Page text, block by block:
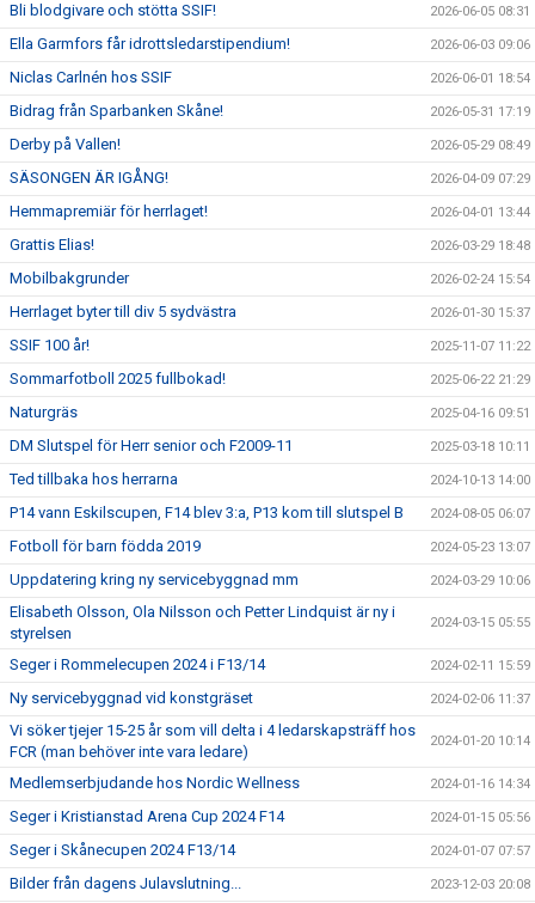
Bli blodgivare och stötta SSIF! 2026-06-05 08:31
Ella Garmfors får idrottsledarstipendium! 2026-06-03 09:06
Niclas Carlnén hos SSIF 2026-06-01 18:54
Bidrag från Sparbanken Skåne! 2026-05-31 17:19
Derby på Vallen! 2026-05-29 08:49
SÄSONGEN ÄR IGÅNG! 2026-04-09 07:29
Hemmapremiär för herrlaget! 2026-04-01 13:44
Grattis Elias! 2026-03-29 18:48
Mobilbakgrunder 2026-02-24 15:54
Herrlaget byter till div 5 sydvästra 2026-01-30 15:37
SSIF 100 år! 2025-11-07 11:22
Sommarfotboll 2025 fullbokad! 2025-06-22 21:29
Naturgräs 2025-04-16 09:51
DM Slutspel för Herr senior och F2009-11 2025-03-18 10:11
Ted tillbaka hos herrarna 2024-10-13 14:00
P14 vann Eskilscupen, F14 blev 3:a, P13 kom till slutspel B 2024-08-05 06:07
Fotboll för barn födda 2019 2024-05-23 13:07
Uppdatering kring ny servicebyggnad mm 2024-03-29 10:06
Elisabeth Olsson, Ola Nilsson och Petter Lindquist är ny i
styrelsen
2024-03-15 05:55
Seger i Rommelecupen 2024 i F13/14 2024-02-11 15:59
Ny servicebyggnad vid konstgräset 2024-02-06 11:37
Vi söker tjejer 15-25 år som vill delta i 4 ledarskapsträff hos
FCR (man behöver inte vara ledare)
2024-01-20 10:14
Medlemserbjudande hos Nordic Wellness 2024-01-16 14:34
Seger i Kristianstad Arena Cup 2024 F14 2024-01-15 05:56
Seger i Skånecupen 2024 F13/14 2024-01-07 07:57
Bilder från dagens Julavslutning... 2023-12-03 20:08